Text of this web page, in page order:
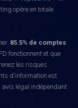
opère en totale
85.5% de comptes
fonctionnent et que
les risques
d'information est
avis légal indépendant